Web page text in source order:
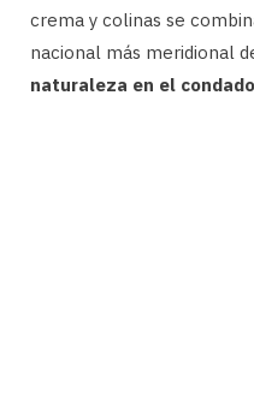
crema y colinas se
nacional más meridional
naturaleza en el